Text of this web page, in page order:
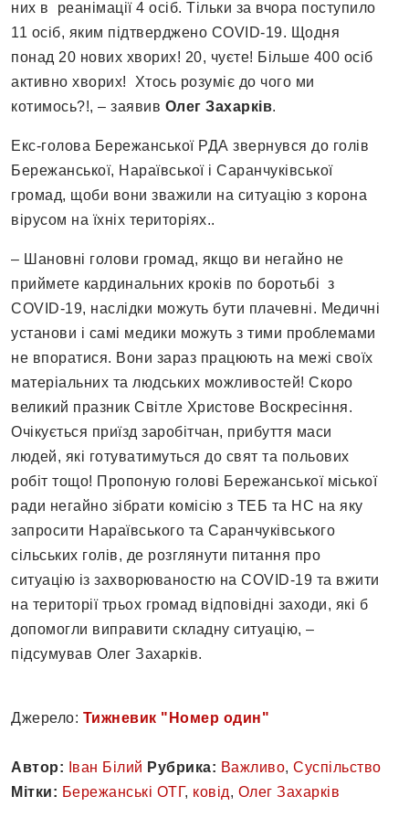
них в реанімації 4 осіб. Тільки за вчора поступило
11 осіб, яким підтверджено COVID-19. Щодня
понад 20 нових хворих! 20, чуєте! Більше 400 осіб
активно хворих! Хтось розуміє до чого ми
котимось?!, – заявив Олег Захарків.
Екс-голова Бережанської РДА звернувся до голів
Бережанської, Нараївської і Саранчуківської
громад, щоби вони зважили на ситуацію з корона
вірусом на їхніх територіях..
– Шановні голови громад, якщо ви негайно не
приймете кардинальних кроків по боротьбі з
COVID-19, наслідки можуть бути плачевні. Медичні
установи і самі медики можуть з тими проблемами
не впоратися. Вони зараз працюють на межі своїх
матеріальних та людських можливостей! Скоро
великий празник Світле Христове Воскресіння.
Очікується приїзд заробітчан, прибуття маси
людей, які готуватимуться до свят та польових
робіт тощо! Пропоную голові Бережанської міської
ради негайно зібрати комісію з ТЕБ та НС на яку
запросити Нараївського та Саранчуківського
сільських голів, де розглянути питання про
ситуацію із захворюваностю на COVID-19 та вжити
на території трьох громад відповідні заходи, які б
допомогли виправити складну ситуацію, –
підсумував Олег Захарків.
Джерело: Тижневик "Номер один"
Автор: Іван Білий Рубрика: Важливо, Суспільство
Мітки: Бережанські ОТГ, ковід, Олег Захарків